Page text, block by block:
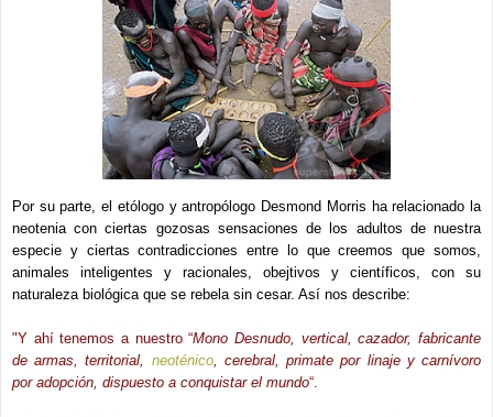
Por su parte, el etólogo y antropólogo Desmond Morris ha relacionado la
neotenia con ciertas gozosas sensaciones de los adultos de nuestra
especie y ciertas contradicciones entre lo que creemos que somos,
animales inteligentes y racionales, obejtivos y científicos, con su
naturaleza biológica que se rebela sin cesar. Así nos describe:
"Y ahí tenemos a nuestro “Mono Desnudo, vertical, cazador, fabricante
de armas, territorial, neoténico, cerebral, primate por linaje y carnívoro
por adopción, dispuesto a conquistar el mundo“.